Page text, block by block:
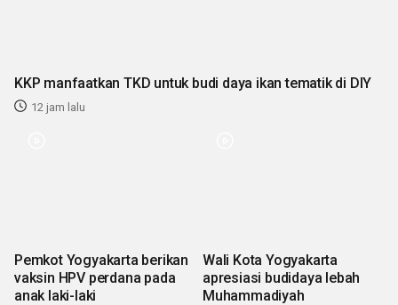
KKP manfaatkan TKD untuk budi daya ikan tematik di DIY
12 jam lalu
Pemkot Yogyakarta berikan
vaksin HPV perdana pada
anak laki-laki
Wali Kota Yogyakarta
apresiasi budidaya lebah
Muhammadiyah